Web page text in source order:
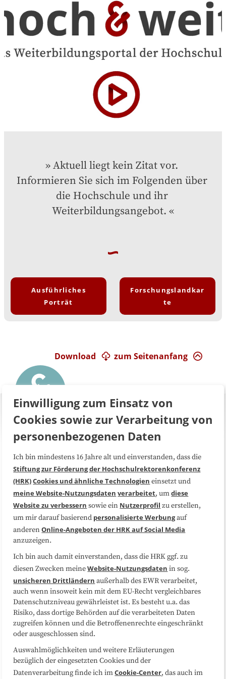
Aktuell liegt kein Zitat vor.
Informieren Sie sich im Folgenden über
die Hochschule und ihr
Weiterbildungsangebot.
Ausführliches
Porträt
Forschungslandkar
te
zum Seitenanfang
Download
Über uns FAQ
Medienarbeit Kooperationen
Datenschutzerklärung Impressum
Sitemap
Folgen Sie uns
Einwilligung zum Einsatz von
Cookies sowie zur Verarbeitung von
personenbezogenen Daten
Ich bin mindestens 16 Jahre alt und einverstanden, dass die
Stiftung zur Förderung der Hochschulrektorenkonferenz
(HRK)Cookies und ähnliche Technologien einsetzt und
meine Website-Nutzungsdaten verarbeitet, umdiese
Website zu verbessern sowie ein Nutzerprofil zu erstellen,
um mir darauf basierend personalisierte Werbungauf
anderenOnline-Angeboten der HRK auf Social Media
anzuzeigen.
Ich bin auch damit einverstanden, dass die HRK ggf. zu
diesen Zwecken meineWebsite-Nutzungsdaten in sog.
unsicheren Drittländern außerhalb des EWR verarbeitet,
auch wenn insoweit kein mit dem EU-Recht vergleichbares
Datenschutzniveau gewährleistet ist. Es besteht u.a. das
Risiko, dass dortige Behörden auf die verarbeiteten Daten
zugreifen können und die Betroffenenrechte eingeschränkt
oder ausgeschlossen sind.
Auswahlmöglichkeiten und weitere Erläuterungen
bezüglich der eingesetzten Cookies und der
Datenverarbeitung finde ich imCookie-Center, das auch im